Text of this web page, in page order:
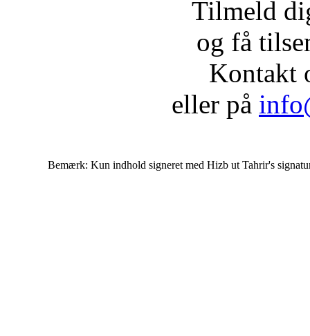
Tilmeld
og få
Kontakt
eller på
Bemærk: Kun indhold signeret med Hizb ut Tahrir's